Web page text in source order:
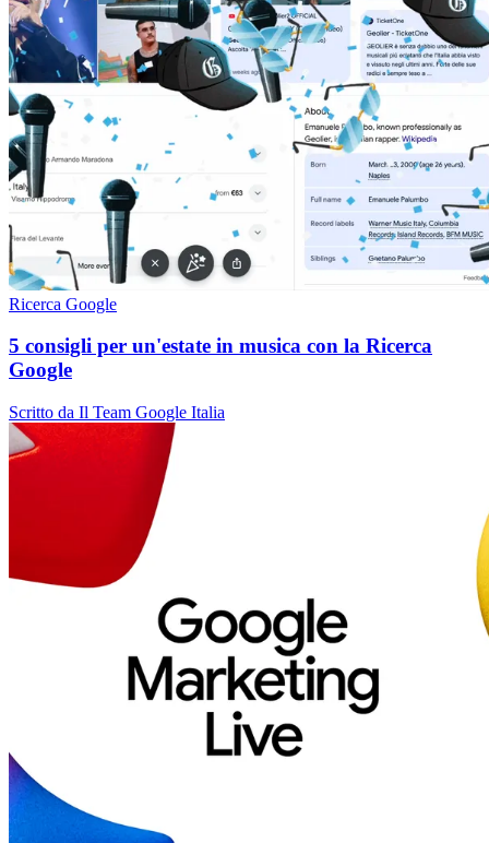
Ricerca Google
5 consigli per un'estate in musica con la Ricerca
Google
Scritto da Il Team Google Italia